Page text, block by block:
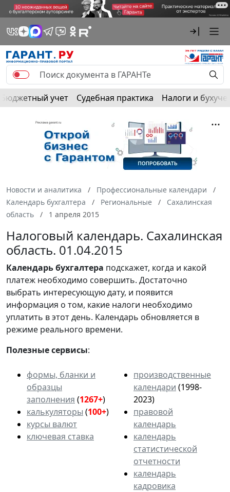
Бюджетный учет Судебная практика Налоги и
Новости и аналитика
Профессиональные календари
Календарь бухгалтера
Региональные
Сахалинская
область
1 апреля 2015
Налоговый календарь. Сахалинская
область. 01.04.2015
Календарьбухгалтера подскажет, когда и какой
платеж необходимо совершить. Достаточно
выбрать интересующую дату, и появится
информация о том, какие налоги необходимо
уплатить в этот день. Календарь обновляется в
режиме реального времени.
Полезные сервисы:
формы, бланки и
образцы
заполнения (1267+)
калькуляторы (100+)
курсы валют
ключевая ставка
производственные
календари (1998-
2023)
правовой
календарь
календарь
статистической
отчетности
календарь
кадровика